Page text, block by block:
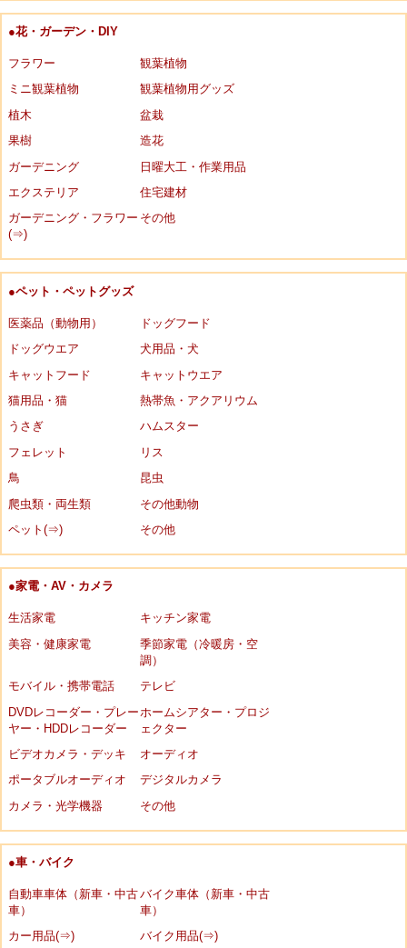
●花・ガーデン・DIY
フラワー
観葉植物
ミニ観葉植物
観葉植物用グッズ
植木
盆栽
果樹
造花
ガーデニング
日曜大工・作業用品
エクステリア
住宅建材
ガーデニング・フラワー
(⇒)
その他
●ペット・ペットグッズ
医薬品（動物用）
ドッグフード
ドッグウエア
犬用品・犬
キャットフード
キャットウエア
猫用品・猫
熱帯魚・アクアリウム
うさぎ
ハムスター
フェレット
リス
鳥
昆虫
爬虫類・両生類
その他動物
ペット(⇒)
その他
●家電・AV・カメラ
生活家電
キッチン家電
美容・健康家電
季節家電（冷暖房・空
調）
モバイル・携帯電話
テレビ
DVDレコーダー・プレー
ヤー・HDDレコーダー
ホームシアター・プロジ
ェクター
ビデオカメラ・デッキ
オーディオ
ポータブルオーディオ
デジタルカメラ
カメラ・光学機器
その他
●車・バイク
自動車車体（新車・中古
車）
バイク車体（新車・中古
車）
カー用品(⇒)
バイク用品(⇒)